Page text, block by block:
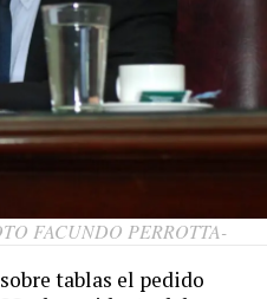
FACUNDO PERROTTA-
tablas el pedido